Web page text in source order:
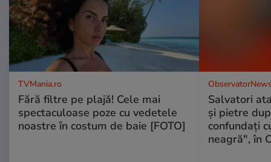
TVMania.ro
Fără filtre pe plajă! Cele mai
spectaculoase poze cu vedetele
noastre în costum de baie [FOTO]
Salvatori
şi pietre
confundaţi
neagră", în